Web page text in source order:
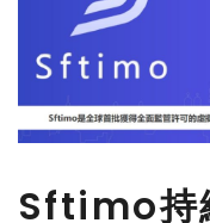
Sftimo持